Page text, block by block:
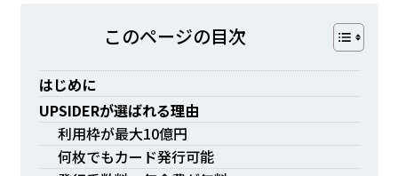
このページの⽬次
はじめに
UPSIDERが選ばれる理由
利用枠が最大10億円
何枚でもカード発行可能